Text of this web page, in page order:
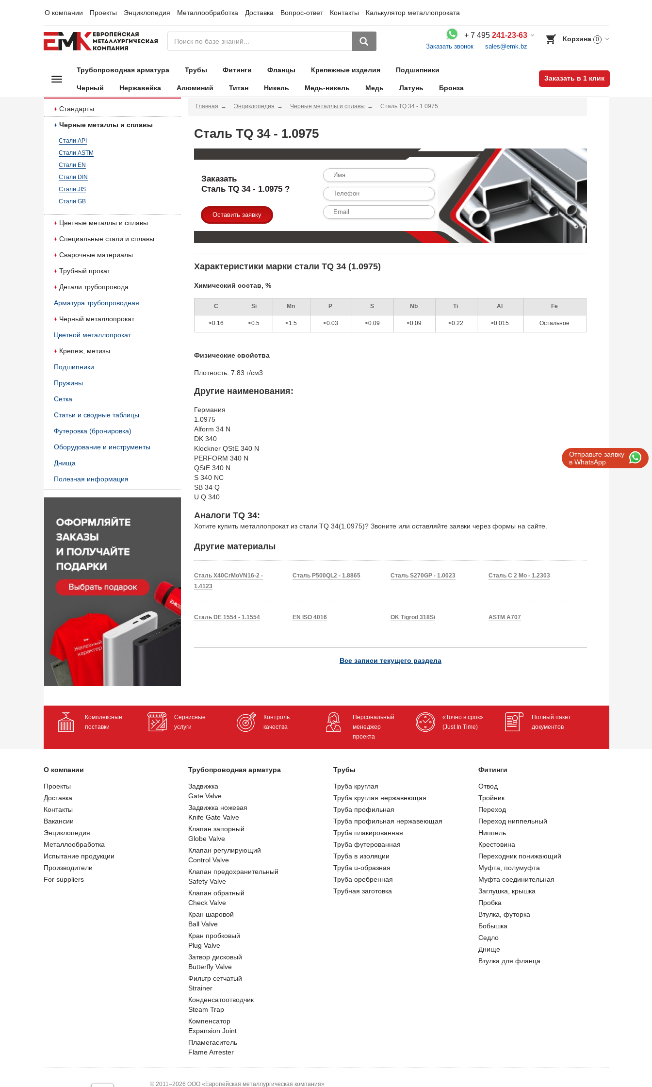
О компании Проекты Энциклопедия Металлообработка Доставка Вопрос-ответ Контакты Калькулятор металлопроката
+ 7 495 241-23-63
Заказать звонок sales@emk.bz
Корзина 0
Трубопроводная арматура Трубы Фитинги Фланцы Крепежные изделия Подшипники
Черный Нержавейка Алюминий Титан Никель Медь-никель Медь Латунь Бронза
Заказать в 1 клик
Стандарты
Черные металлы и сплавы
Стали API
Стали ASTM
Стали EN
Стали DIN
Стали JIS
Стали GB
Цветные металлы и сплавы
Специальные стали и сплавы
Сварочные материалы
Трубный прокат
Детали трубопровода
Арматура трубопроводная
Черный металлопрокат
Цветной металлопрокат
Крепеж, метизы
Подшипники
Пружины
Сетка
Статьи и сводные таблицы
Футеровка (бронировка)
Оборудование и инструменты
Днища
Полезная информация
Отправьте заявку
в WhatsApp
Главная Энциклопедия Черные металлы и сплавы Сталь TQ 34 - 1.0975
Сталь TQ 34 - 1.0975
Заказать
Сталь TQ 34 - 1.0975 ?
Оставить заявку
Характеристики марки стали TQ 34 (1.0975)
Химический состав, %
C Si Mn P S Nb Ti Al Fe
<0.16 <0.5 <1.5 <0.03 <0.09 <0.09 <0.22 >0.015 Остальное
Физические свойства
Плотность: 7.83 г/см3
Другие наименования:
Германия
1.0975
Alform 34 N
DK 340
Klockner QStE 340 N
PERFORM 340 N
QStE 340 N
S 340 NC
SB 34 Q
U Q 340
Аналоги TQ 34:
Хотите купить металлопрокат из стали TQ 34(1.0975)? Звоните или оставляйте заявки через формы на сайте.
Другие материалы
Сталь X40CrMoVN16-2 -
1.4123
Сталь P500QL2 - 1.8865 Сталь S270GP - 1.0023 Сталь C 2 Mo - 1.2303
Сталь DE 1554 - 1.1554 EN ISO 4016 OK Tigrod 318Si ASTM A707
Все записи текущего раздела
Комплексные
поставки
Сервисные
услуги
Контроль
качества
Персональный
менеджер
проекта
«Точно в срок»
(Just In Time)
Полный пакет
документов
О компании
Проекты
Доставка
Контакты
Вакансии
Энциклопедия
Металлообработка
Испытание продукции
Производители
For suppliers
Трубопроводная арматура
Задвижка
Gate Valve
Задвижка ножевая
Knife Gate Valve
Клапан запорный
Globe Valve
Клапан регулирующий
Control Valve
Клапан предохранительный
Safety Valve
Клапан обратный
Check Valve
Кран шаровой
Ball Valve
Кран пробковый
Plug Valve
Затвор дисковый
Butterfly Valve
Фильтр сетчатый
Strainer
Конденсатоотводчик
Steam Trap
Компенсатор
Expansion Joint
Пламегаситель
Flame Arrester
Трубы
Труба круглая
Труба круглая нержавеющая
Труба профильная
Труба профильная нержавеющая
Труба плакированная
Труба футерованная
Труба в изоляции
Труба u-образная
Труба оребренная
Трубная заготовка
Фитинги
Отвод
Тройник
Переход
Переход ниппельный
Ниппель
Крестовина
Переходник понижающий
Муфта, полумуфта
Муфта соединительная
Заглушка, крышка
Пробка
Втулка, футорка
Бобышка
Седло
Днище
Втулка для фланца
© 2011–2026 ООО «Европейская металлургическая компания»